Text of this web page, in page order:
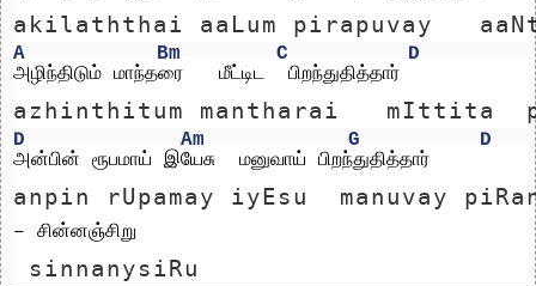
akilaththai aaLum pirapuvay
A Bm C
D
அழிந்திடும் மாந்தரை   மீட்டிட  பிறந்துதித்தார்
azhinthitum mantharai   mIttita
D Am G
D
அன்பின் ரூபமாய் இயேசு  மனுவாய் பிறந்துதித்தார்
anpin rUpamay iyEsu  manuvay
– சின்னஞ்சிறு
sinnanysiRu